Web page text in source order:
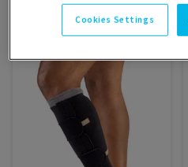
FiltrarCookies Settings